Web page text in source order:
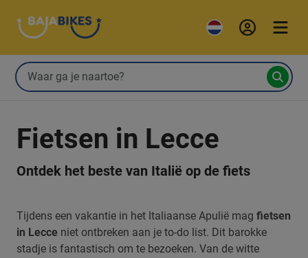
Fietsen in Lecce
Ontdek het beste van Italië op de fiets
Tijdens een vakantie in het Italiaanse Apulië mag fietsen
in Lecce niet ontbreken aan je to-do list. Dit barokke
stadje is fantastisch om te bezoeken. Van de witte